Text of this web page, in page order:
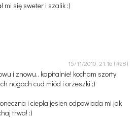
mi się sweter i szalik :)
15/11/2010, 21:16
i znowu.. kapitalnie! kocham szorty
nogach cud miód i orzeszki ;)
i ciepla jesien odpowiada mi jak
trwa! :)